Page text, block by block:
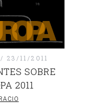
23/11/2011
SOBRE
2011